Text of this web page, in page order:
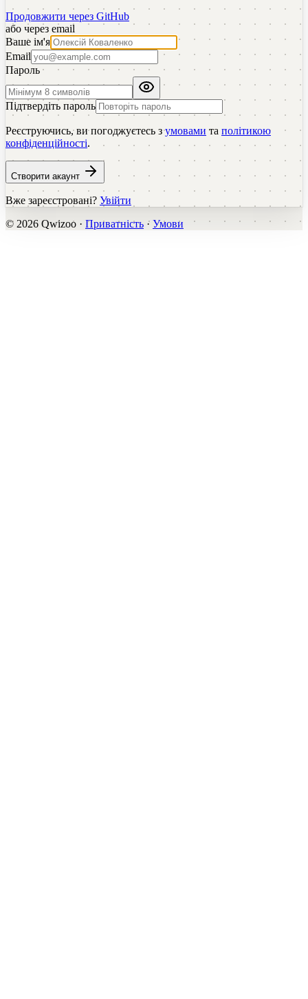
Продовжити через GitHub
або через email
Ваше ім'я
Email
Пароль
Підтвердіть пароль
Реєструючись, ви погоджуєтесь з умовами та політикою
конфіденційності.
Створити акаунт
Вже зареєстровані? Увійти
© 2026 Qwizoo · Приватність · Умови